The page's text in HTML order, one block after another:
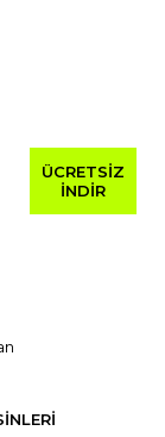
ÜCRETSİZ
İNDİR